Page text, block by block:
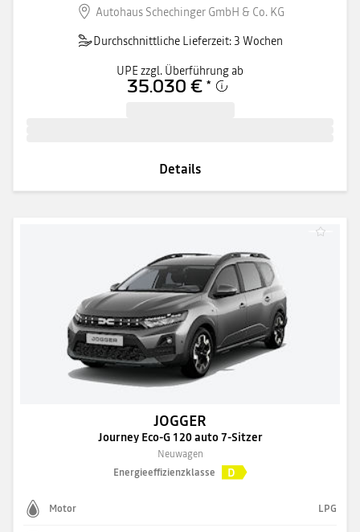
Autohaus Schechinger GmbH & Co. KG
Durchschnittliche Lieferzeit: 3 Wochen
UPE zzgl. Überführung ab
35.030 € *
Details
JOGGER
Journey Eco-G 120 auto 7-Sitzer
Neuwagen
Energieeffizienzklasse
D
Motor LPG